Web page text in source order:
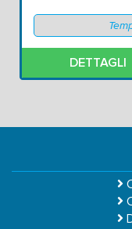
DETTAGLI